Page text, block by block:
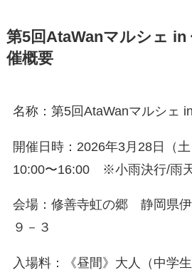
第5回AtaWanマルシェ in
催概要
名称：第5回AtaWanマルシェ
開催日時：2026年3月28日（土
10:00〜16:00 ※小雨決行/雨
会場：修善寺虹の郷 静岡県伊
９－３
入場料：《昼間》大人（中学